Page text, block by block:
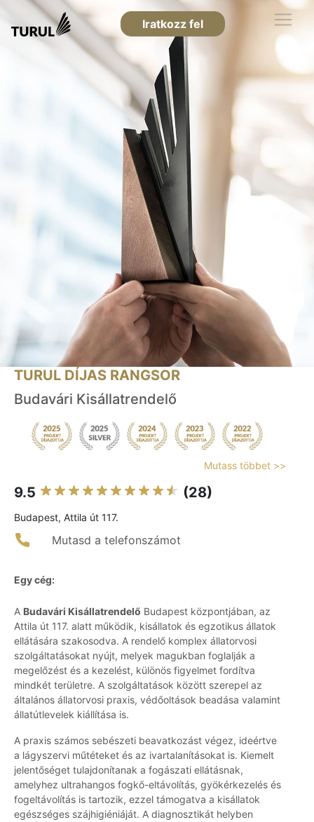
Iratkozz fel
TURUL DÍJAS RANGSOR
Budavári Kisállatrendelő
Mutass többet >>
9.5 (28)
Budapest, Attila út 117.
Mutasd a telefonszámot
Egy cég:
A Budavári Kisállatrendelő Budapest központjában, az
Attila út 117. alatt működik, kisállatok és egzotikus állatok
ellátására szakosodva. A rendelő komplex állatorvosi
szolgáltatásokat nyújt, melyek magukban foglalják a
megelőzést és a kezelést, különös figyelmet fordítva
mindkét területre. A szolgáltatások között szerepel az
általános állatorvosi praxis, védőoltások beadása valamint
állatútlevelek kiállítása is.
A praxis számos sebészeti beavatkozást végez, ideértve
a lágyszervi műtéteket és az ivartalanításokat is. Kiemelt
jelentőséget tulajdonítanak a fogászati ellátásnak,
amelyhez ultrahangos fogkő-eltávolítás, gyökérkezelés és
fogeltávolítás is tartozik, ezzel támogatva a kisállatok
egészséges szájhigiéniáját. A diagnosztikát helyben